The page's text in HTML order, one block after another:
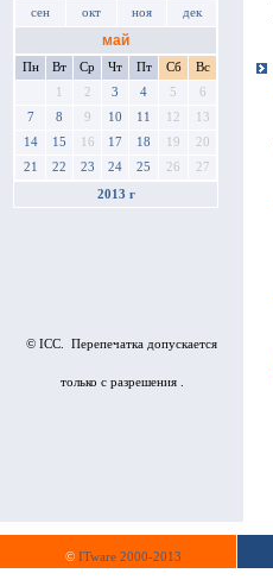
сен окт ноя дек
май
Пн Вт Ср Чт Пт Сб
Вс
1
2 3 4 5
6
7
8 9 10 11 12
13
14
15 16 17 18 19
20
21
22 23 24 25 26 27
2013 г
© ICC. Перепечатка допускается
только с разрешения .
© ITware 2000-2013